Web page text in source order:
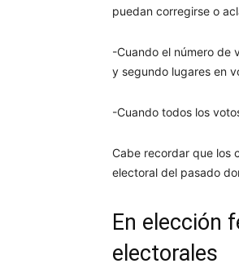
puedan corregirse o
-Cuando el número de
y segundo lugares en
-Cuando todos los
Cabe recordar que los
electoral del pasado
En elección
electorales